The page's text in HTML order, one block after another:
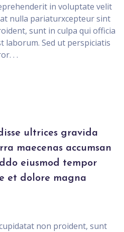
in voluptate velit
nulla pariaturxcepteur sint
sunt in culpa qui officia
laborum. Sed ut perspiciatis
. .
ultrices gravida
maecenas accumsan
eiusmod tempor
et dolore magna
non proident, sunt